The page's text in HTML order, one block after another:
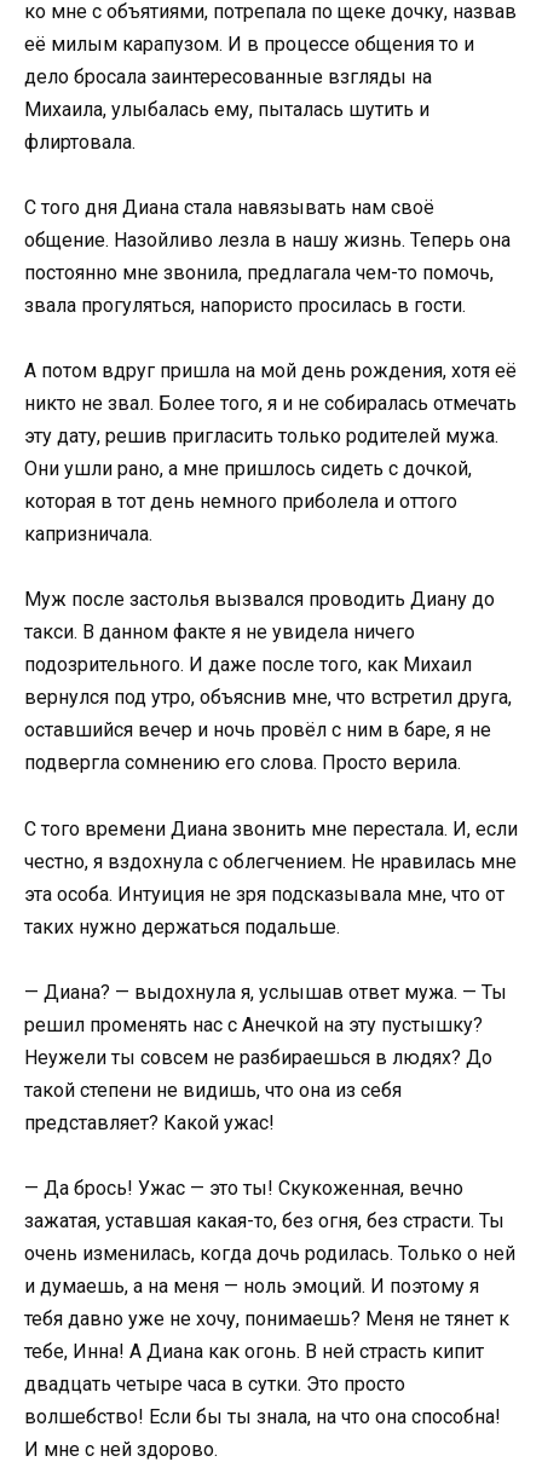
ко мне с объятиями, потрепала по щеке дочку, назвав
её милым карапузом. И в процессе общения то и
дело бросала заинтересованные взгляды на
Михаила, улыбалась ему, пыталась шутить и
флиртовала.
С того дня Диана стала навязывать нам своё
общение. Назойливо лезла в нашу жизнь. Теперь она
постоянно мне звонила, предлагала чем-то помочь,
звала прогуляться, напористо просилась в гости.
А потом вдруг пришла на мой день рождения, хотя её
никто не звал. Более того, я и не собиралась отмечать
эту дату, решив пригласить только родителей мужа.
Они ушли рано, а мне пришлось сидеть с дочкой,
которая в тот день немного приболела и оттого
капризничала.
Муж после застолья вызвался проводить Диану до
такси. В данном факте я не увидела ничего
подозрительного. И даже после того, как Михаил
вернулся под утро, объяснив мне, что встретил друга,
оставшийся вечер и ночь провёл с ним в баре, я не
подвергла сомнению его слова. Просто верила.
С того времени Диана звонить мне перестала. И, если
честно, я вздохнула с облегчением. Не нравилась мне
эта особа. Интуиция не зря подсказывала мне, что от
таких нужно держаться подальше.
— Диана? — выдохнула я, услышав ответ мужа. — Ты
решил променять нас с Анечкой на эту пустышку?
Неужели ты совсем не разбираешься в людях? До
такой степени не видишь, что она из себя
представляет? Какой ужас!
— Да брось! Ужас — это ты! Скукоженная, вечно
зажатая, уставшая какая-то, без огня, без страсти. Ты
очень изменилась, когда дочь родилась. Только о ней
и думаешь, а на меня — ноль эмоций. И поэтому я
тебя давно уже не хочу, понимаешь? Меня не тянет к
тебе, Инна! А Диана как огонь. В ней страсть кипит
двадцать четыре часа в сутки. Это просто
волшебство! Если бы ты знала, на что она способна!
И мне с ней здорово.